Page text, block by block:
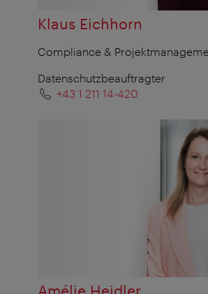
Klaus Eichhorn
Compliance &
Datenschutzbeauftragter
+43 1 211 14-420
Amélie Heidler